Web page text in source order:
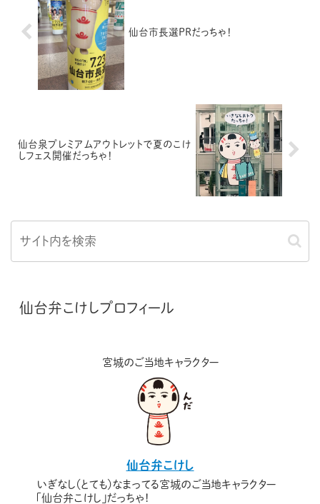
仙台市長選PRだっちゃ！
仙台泉プレミアムアウトレットで夏のこけ
しフェス開催だっちゃ！
仙台弁こけしプロフィール
宮城のご当地キャラクター
仙台弁こけし
いぎなし（とても）なまってる宮城のご当地キャラクター
「仙台弁こけし」だっちゃ！